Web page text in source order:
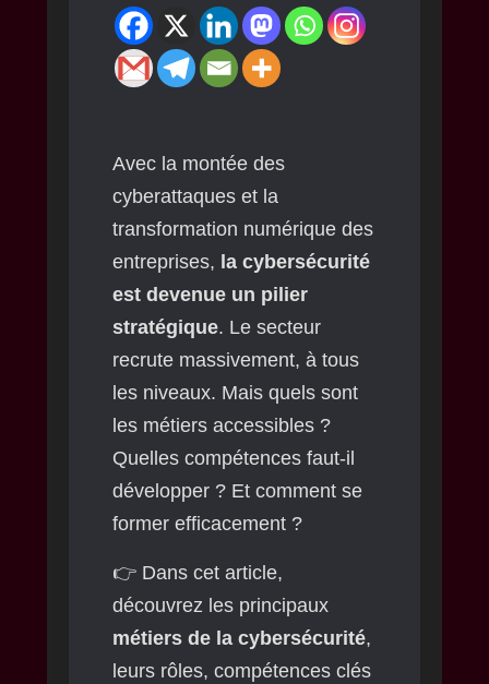
Avec la montée des
cyberattaques et la
transformation numérique des
entreprises, la cybersécurité
est devenue un pilier
stratégique. Le secteur
recrute massivement, à tous
les niveaux. Mais quels sont
les métiers accessibles ?
Quelles compétences faut-il
développer ? Et comment se
former efficacement ?
👉 Dans cet article,
découvrez les principaux
métiers de la cybersécurité,
leurs rôles, compétences clés